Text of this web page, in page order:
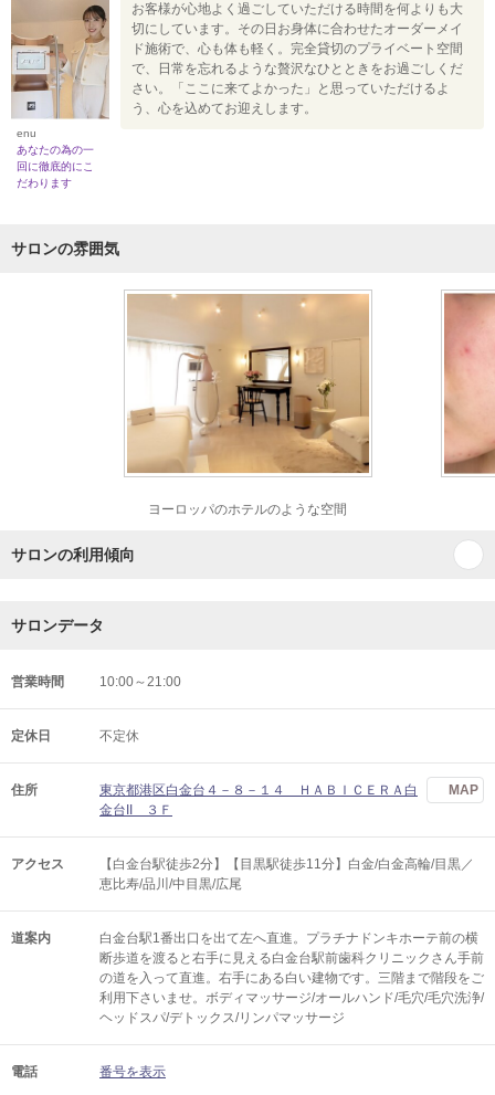
enu
あなたの為の一
回に徹底的にこ
だわります
お客様が心地よく過ごしていただける時間を何よりも大
切にしています。その日お身体に合わせたオーダーメイ
ド施術で、心も体も軽く。完全貸切のプライベート空間
で、日常を忘れるような贅沢なひとときをお過ごしくだ
さい。「ここに来てよかった」と思っていただけるよ
う、心を込めてお迎えします。
サロンの雰囲気
ヨーロッパのホテルのような空間
サロンの利用傾向
サロンデータ
営業時間 10:00～21:00
定休日 不定休
住所
東京都港区白金台４－８－１４ ＨＡＢＩＣＥＲＡ白
金台II ３Ｆ
MAP
アクセス
【白金台駅徒歩2分】【目黒駅徒歩11分】白金/白金高輪/目黒／
恵比寿/品川/中目黒/広尾
道案内
白金台駅1番出口を出て左へ直進。プラチナドンキホーテ前の横
断歩道を渡ると右手に見える白金台駅前歯科クリニックさん手前
の道を入って直進。右手にある白い建物です。三階まで階段をご
利用下さいませ。ボディマッサージ/オールハンド/毛穴/毛穴洗浄/
ヘッドスパ/デトックス/リンパマッサージ
電話 番号を表示